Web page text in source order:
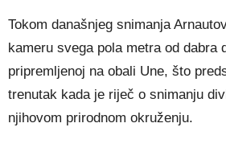
Tokom današnjeg snimanja
kameru svega pola metra od dabra
pripremljenoj na obali Une, što
trenutak kada je riječ o snimanju
njihovom prirodnom okruženju.